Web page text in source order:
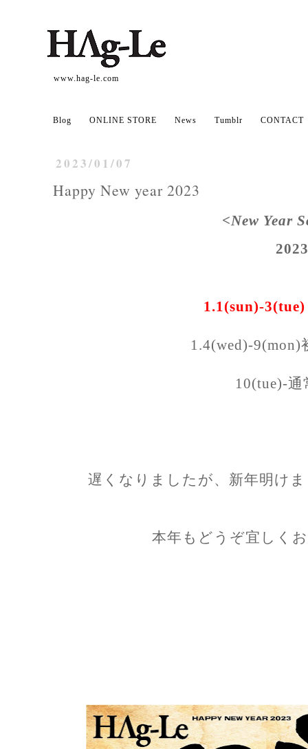
www.hag-le.com
Blog ONLINE STORE News Tumblr CONTACT
2023/01/07
Happy New year 2023
<New Year
2023
1.1(sun)-3(tue)
1.4(wed)-9(mon)
10(tue)-通
遅くなりましたが、新年明け
本年もどうぞ宜しく